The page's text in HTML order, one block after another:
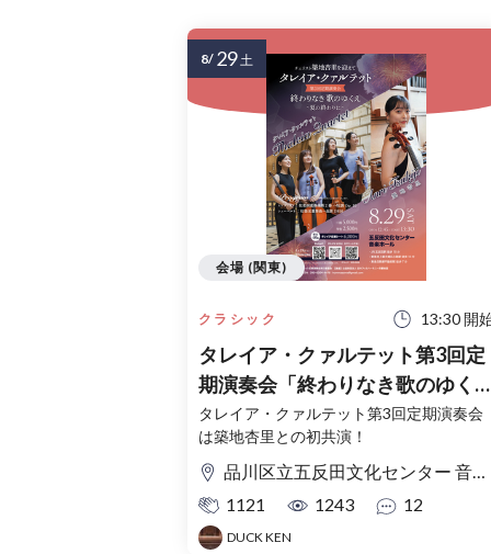
クラシック 13:30 開
タレイア・クァルテット第3回定
期演奏会「終わりなき歌のゆく
～夏の終わりに～」
タレイア・クァルテット第3回定期演奏会
は築地杏里との初共演！
品川区立五反田文化センター 音楽ホール
1121
1243 12
DUCK KEN
会場 (関東)
8/ 29土